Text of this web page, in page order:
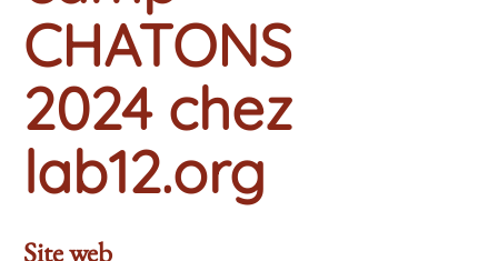
CHATONS
2024 chez
lab12.org
Site web